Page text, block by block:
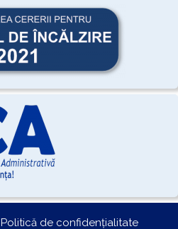
Politică de confidențialitate